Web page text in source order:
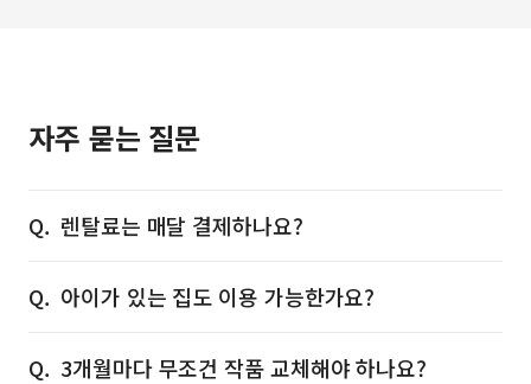
자주 묻는 질문
렌탈료는 매달 결제하나요?
아이가 있는 집도 이용 가능한가요?
3개월마다 무조건 작품 교체해야 하나요?